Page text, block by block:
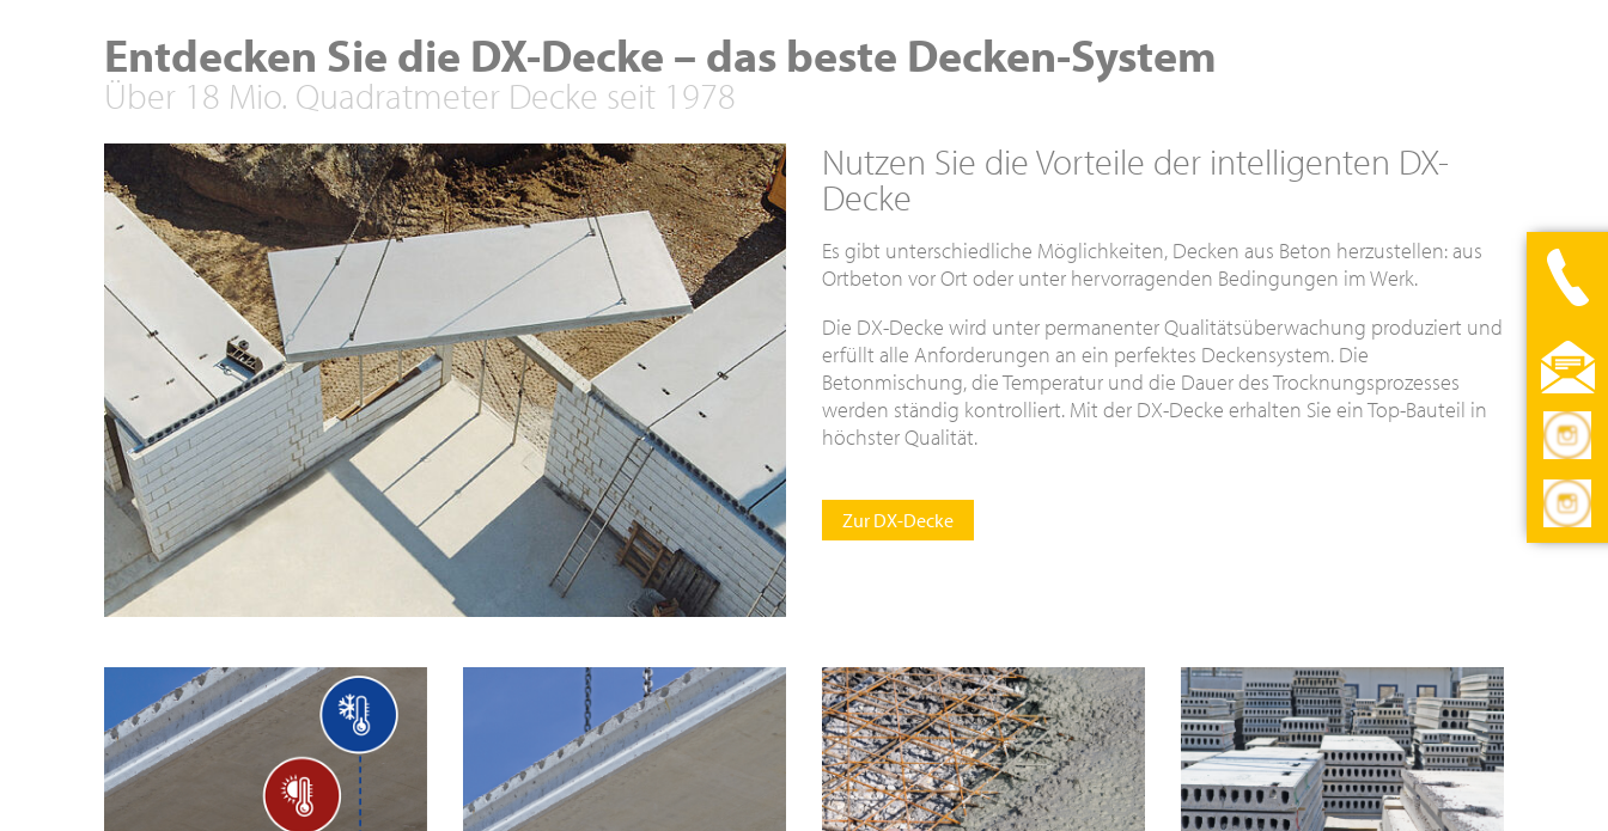
Entdecken Sie die DX-Decke – das beste Decken-System
Über 18 Mio. Quadratmeter Decke seit 1978
Nutzen Sie die Vorteile der intelligenten DX-
Decke
Es gibt unterschiedliche Möglichkeiten, Decken aus Beton herzustellen: aus
Ortbeton vor Ort oder unter hervorragenden Bedingungen im Werk.
Die DX-Decke wird unter permanenter Qualitätsüberwachung produziert und
erfüllt alle Anforderungen an ein perfektes Deckensystem. Die
Betonmischung, die Temperatur und die Dauer des Trocknungsprozesses
werden ständig kontrolliert. Mit der DX-Decke erhalten Sie ein Top-Bauteil in
höchster Qualität.
Zur DX-Decke